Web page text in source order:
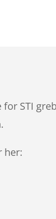
STI
her: